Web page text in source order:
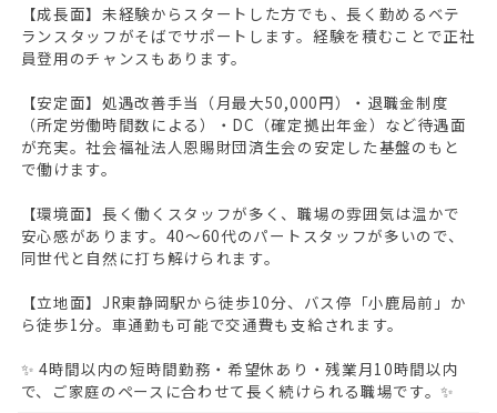
HOME
【成長面】未経験からスタートした方でも、長く勤めるベテ
ランスタッフがそばでサポートします。経験を積むことで正社
員登用のチャンスもあります。
【安定面】処遇改善手当（月最大50,000円）・退職金制度
（所定労働時間数による）・DC（確定拠出年金）など待遇面
が充実。社会福祉法人恩賜財団済生会の安定した基盤のもと
で働けます。
【環境面】長く働くスタッフが多く、職場の雰囲気は温かで
安心感があります。40〜60代のパートスタッフが多いので、
同世代と自然に打ち解けられます。
【立地面】JR東静岡駅から徒歩10分、バス停「小鹿局前」か
ら徒歩1分。車通勤も可能で交通費も支給されます。
✨ 4時間以内の短時間勤務・希望休あり・残業月10時間以内
で、ご家庭のペースに合わせて長く続けられる職場です。✨